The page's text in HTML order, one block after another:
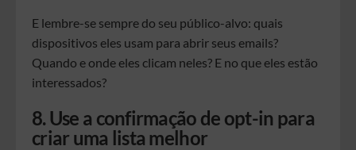
E lembre-se sempre do seu público-alvo: quais
dispositivos eles usam para abrir seus emails?
Quando e onde eles clicam neles? E no que eles estão
interessados?
8. Use a confirmação de opt-in para
criar uma lista melhor